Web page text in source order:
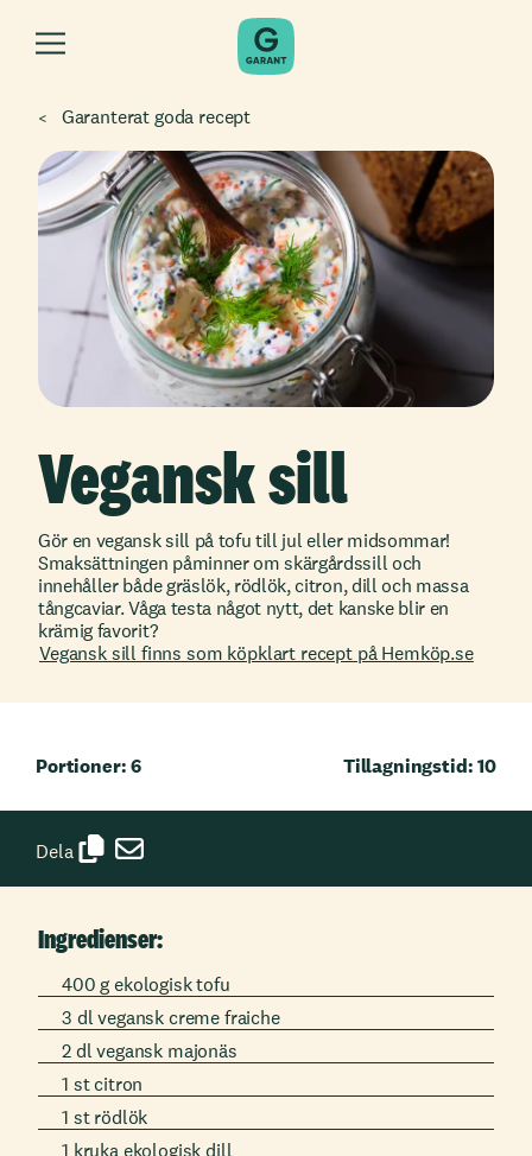
Garanterat goda recept
Vegansk sill
Gör en vegansk sill på tofu till jul eller midsommar!
Smaksättningen påminner om skärgårdssill och
innehåller både gräslök, rödlök, citron, dill och massa
tångcaviar. Våga testa något nytt, det kanske blir en
krämig favorit?
Vegansk sill finns som köpklart recept på Hemköp.se
Portioner: 6 Tillagningstid: 10
Dela
Ingredienser:
400 g ekologisk tofu
3 dl vegansk creme fraiche
2 dl vegansk majonäs
1 st citron
1 st rödlök
1 kruka ekologisk dill